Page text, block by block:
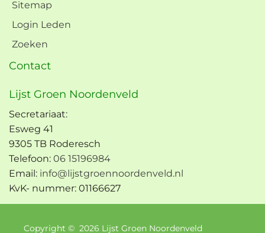
Sitemap
Login Leden
Zoeken
Contact
Lijst Groen Noordenveld
Secretariaat:
Esweg 41
9305 TB Roderesch
Telefoon: 06 15196984
Email: info@lijstgroennoordenveld.nl
KvK- nummer: 01166627
Copyright © 2026 Lijst Groen Noordenveld